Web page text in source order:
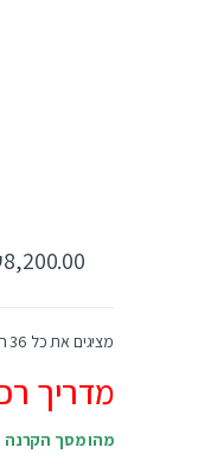
8,200.00
מציגים את כל ⁦36⁩ התוצאות
מדריך
מהו מסך הקרנה